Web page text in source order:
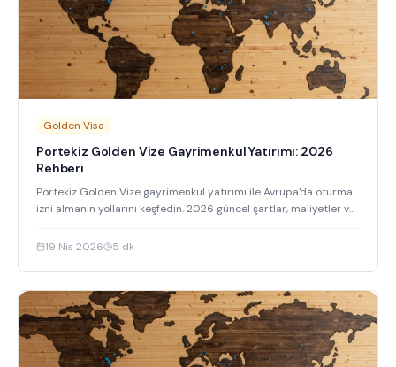
Golden Visa
Portekiz Golden Vize Gayrimenkul Yatırımı: 2026
Rehberi
Portekiz Golden Vize gayrimenkul yatırımı ile Avrupa'da oturma
izni almanın yollarını keşfedin. 2026 güncel şartlar, maliyetler ve
19 Nis 2026
5 dk